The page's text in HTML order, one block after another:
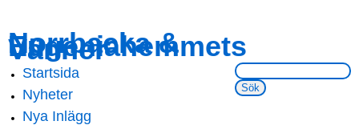
main
content
navigation
Norrbacka &
Eugeniahemmets
Vänner
Sök på webbsidan:
Main menu
Startsida
Nyheter
Nya Inlägg